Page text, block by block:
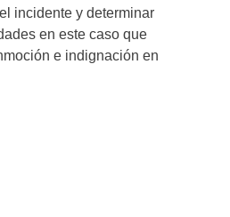
incidente y determinar
en este caso que
e indignación en